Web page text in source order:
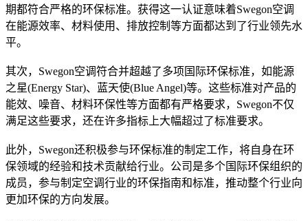
期都符合严格的环保标准。获得这一认证意味着Swegon空调
在能源效率、材料使用、排放控制等方面都达到了行业领先水
平。
其次，Swegon空调符合并超越了多项国际环保标准，如能源
之星(Energy Star)、蓝天使(Blue Angel)等。这些标准对产品的
能效、噪音、材料环保性等方面都有严格要求，Swegon不仅
满足这些要求，还在许多指标上大幅超过了标准要求。
此外，Swegon还积极参与环保标准的制定工作，将自身在环
保领域的经验和技术贡献给行业。公司是多个国际环保组织的
成员，参与制定空调行业的环保指南和标准，推动整个行业向
更加环保的方向发展。